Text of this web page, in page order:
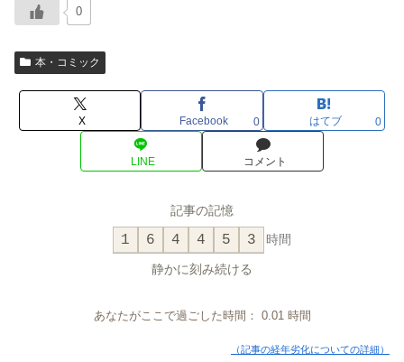
0
本・コミック
X Facebook 0 はてブ 0
LINE コメント
記事の記憶
1 6 4 4 5 3 時間
静かに刻み続ける
あなたがここで過ごした時間： 0.01時間
（記事の経年劣化についての詳細）